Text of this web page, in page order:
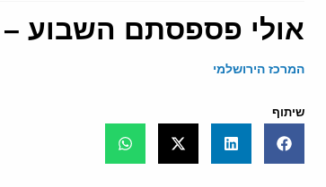
אולי פספסתם השבוע – 24
המרכז הירושלמי
שיתוף